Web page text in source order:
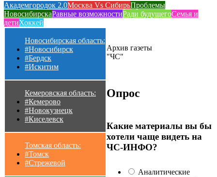
Академгородок 2.0Москва Vs СибирьПроблемы
НовосибирскаРавные возможностиРади будущегоСемья и
детиХоккей
Новосибирская область:
#Новосибирск
#Бердск
#Искитим
Кемеровская область:
#Кемерово
#Новокузнецк
#Киселевск
Томская область:
#Томск
#Стрежевой
Архив газеты
"ЧС"
Опрос
Какие материалы вы бы
хотели чаще видеть на
ЧС-ИНФО?
Аналитические